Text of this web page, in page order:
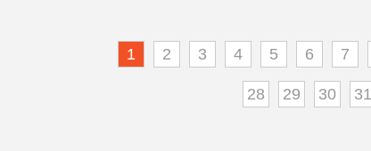
1 2 3 4 5 6 7
28 29 30 31